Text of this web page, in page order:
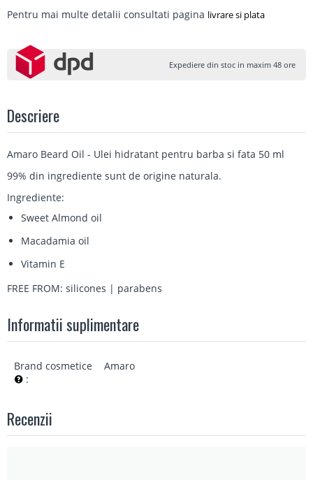
Pentru mai multe detalii consultati pagina livrare si plata
Expediere din stoc in maxim 48 ore
Descriere
Amaro Beard Oil - Ulei hidratant pentru barba si fata 50 ml
99% din ingrediente sunt de origine naturala.
Ingrediente:
Sweet Almond oil
Macadamia oil
Vitamin E
FREE FROM: silicones | parabens
Informatii suplimentare
Brand cosmetice
:
Amaro
Recenzii